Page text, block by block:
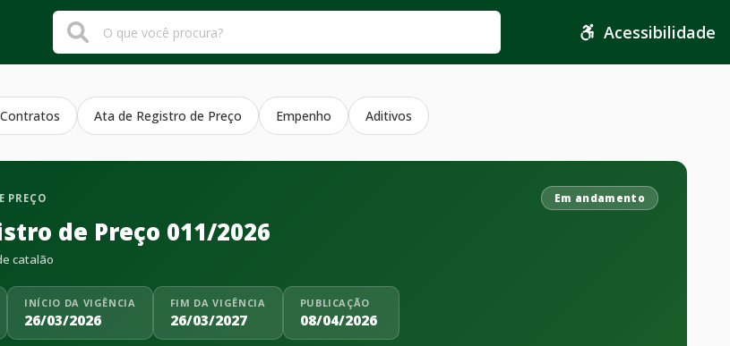
Acessibilidade
Ata de Registro de Preço Empenho Aditivos
PREÇO Em andamento
de Preço 011/2026
catalão
INÍCIO DA VIGÊNCIA
26/03/2026
FIM DA VIGÊNCIA
26/03/2027
PUBLICAÇÃO
08/04/2026